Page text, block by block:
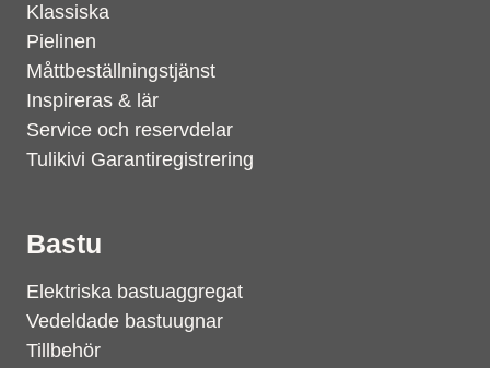
Klassiska
Pielinen
Måttbeställningstjänst
Inspireras & lär
Service och reservdelar
Tulikivi Garantiregistrering
Bastu
Elektriska bastuaggregat
Vedeldade bastuugnar
Tillbehör